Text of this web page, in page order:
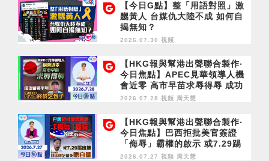
【今日G點】整「用語對照」激
嬲黃人 台媒仇大陸不成 如何自
揭無知？
2026.07.30 視頻
【HKG報與幫港出聲聯合製作‧
今日焦點】APEC見華領導人機
會近零 高市早苗求辱得辱 成功
留英半年 胡志偉終於乞到了
2026.07.28 視頻 周天慧
【HKG報與幫港出聲聯合製作‧
今日焦點】巴西拒批美官簽證
「侮辱」霸權的啟示 或7.29踢
出境 胡志偉乞留英唔自量
2026.07.27 視頻 周天慧